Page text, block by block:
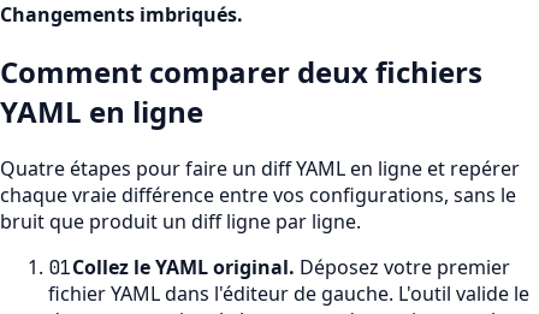
Changements imbriqués.
Comment comparer deux fichiers
YAML en ligne
Quatre étapes pour faire un diff YAML en ligne et repérer
chaque vraie différence entre vos configurations, sans le
bruit que produit un diff ligne par ligne.
01Collez le YAML original. Déposez votre premier
fichier YAML dans l'éditeur de gauche. L'outil valide le